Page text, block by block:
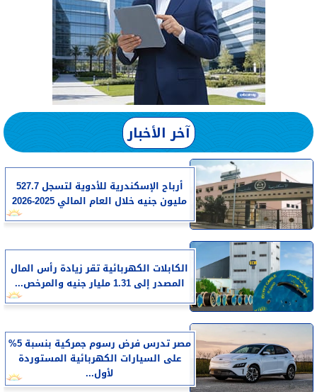
آخر الأخبار
أرباح الإسكندرية للأدوية لتسجل 527.7
مليون جنيه خلال العام المالي 2025-2026
الكابلات الكهربائية تقر زيادة رأس المال
المصدر إلى 1.31 مليار جنيه والمرخص...
مصر تدرس فرض رسوم جمركية بنسبة 5%
على السيارات الكهربائية المستوردة
لأول...